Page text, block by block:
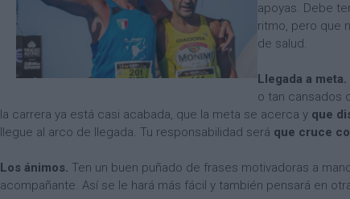
apoyas. Debe
ritmo, pero que
de salud.
Llegada a meta.
o tan cansados
la carrera ya está casi acabada, que la meta se acerca y que
llegue al arco de llegada. Tu responsabilidad será que cruce
Los ánimos. Ten un buen puñado de frases motivadoras a
acompañante. Así se le hará más fácil y también pensará en